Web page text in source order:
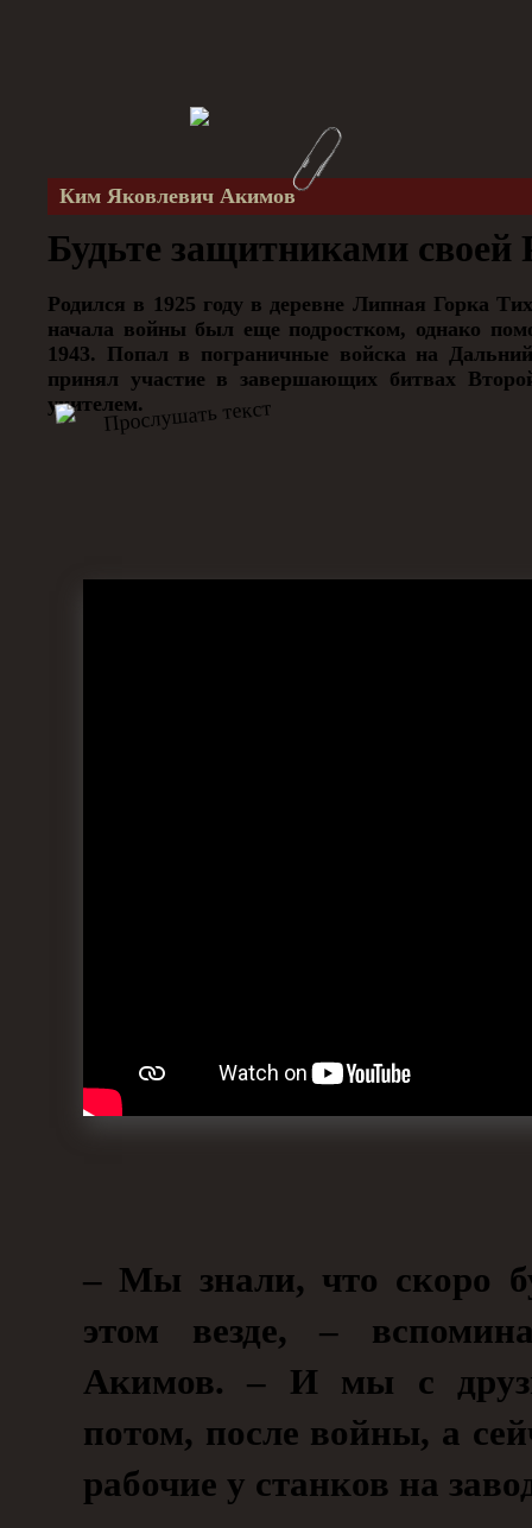
Прослушать текст
Ким Яковлевич Акимов
Будьте защитниками своей
Родился в 1925 году в деревне Липная Горка
начала войны был еще подростком, однако
1943. Попал в пограничные войска на
принял участие в завершающих битвах
учителем.
– Мы знали, что скоро
этом везде, –
Акимов. – И мы с
потом, после войны, а
рабочие у станков на